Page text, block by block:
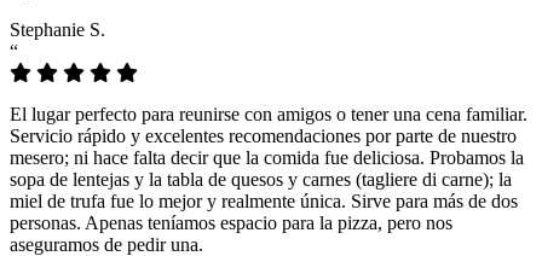
Stephanie S.
“
El lugar perfecto para reunirse con amigos o tener una cena familiar.
Servicio rápido y excelentes recomendaciones por parte de nuestro
mesero; ni hace falta decir que la comida fue deliciosa. Probamos la
sopa de lentejas y la tabla de quesos y carnes (tagliere di carne); la
miel de trufa fue lo mejor y realmente única. Sirve para más de dos
personas. Apenas teníamos espacio para la pizza, pero nos
aseguramos de pedir una.